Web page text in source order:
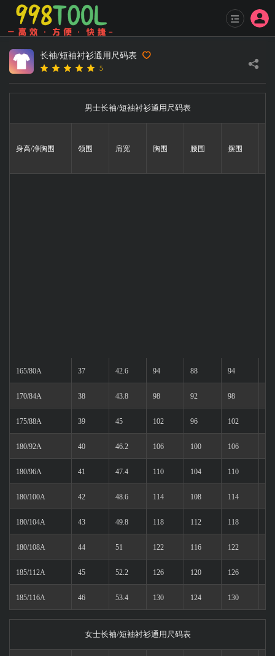
长袖/短袖衬衫通用尺码表
5
男士长袖/短袖衬衫通用尺码表
身高/净胸围 领围 肩宽 胸围 腰围 摆围
165/80A 37 42.6 94 88 94
170/84A 38 43.8 98 92 98
175/88A 39 45 102 96 102
180/92A 40 46.2 106 100 106
180/96A 41 47.4 110 104 110
180/100A 42 48.6 114 108 114
180/104A 43 49.8 118 112 118
180/108A 44 51 122 116 122
185/112A 45 52.2 126 120 126
185/116A 46 53.4 130 124 130
女士长袖/短袖衬衫通用尺码表